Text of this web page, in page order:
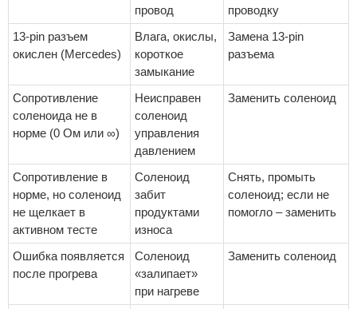
провод
проводку
13-pin разъем
окислен (Mercedes)
Влага, окислы,
короткое
замыкание
Замена 13-pin
разъема
Сопротивление
соленоида не в
норме (0 Ом или ∞)
Неисправен
соленоид
управления
давлением
Заменить соленоид
Сопротивление в
норме, но соленоид
не щелкает в
активном тесте
Соленоид
забит
продуктами
износа
Снять, промыть
соленоид; если не
помогло – заменить
Ошибка появляется
после прогрева
Соленоид
«залипает»
при нагреве
Заменить соленоид